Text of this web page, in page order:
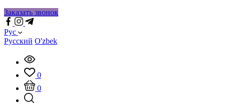
Заказать звонок
Рус
Русский O'zbek
0
0